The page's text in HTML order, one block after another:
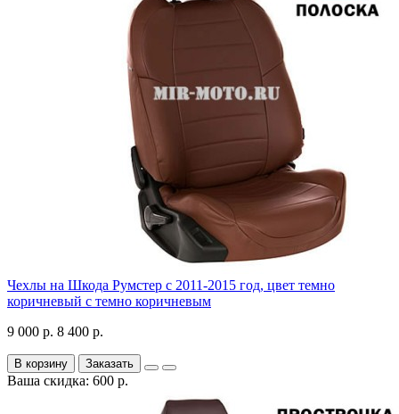
Чехлы на Шкода Румстер с 2011-2015 год, цвет темно
коричневый с темно коричневым
9 000 р. 8 400 р.
В корзину Заказать
Ваша скидка: 600 р.